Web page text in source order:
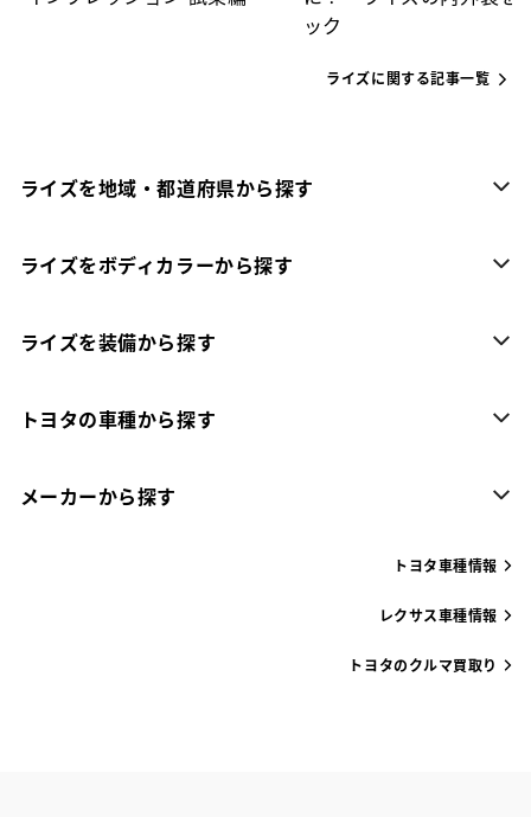
ック
ライズに関する記事一覧
ライズを地域・都道府県から探す
ライズをボディカラーから探す
ライズを装備から探す
トヨタの車種から探す
メーカーから探す
トヨタ車種情報
レクサス車種情報
トヨタのクルマ買取り